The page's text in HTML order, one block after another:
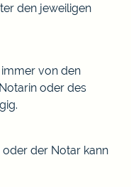
den jeweiligen
immer von den
oder des
der Notar kann